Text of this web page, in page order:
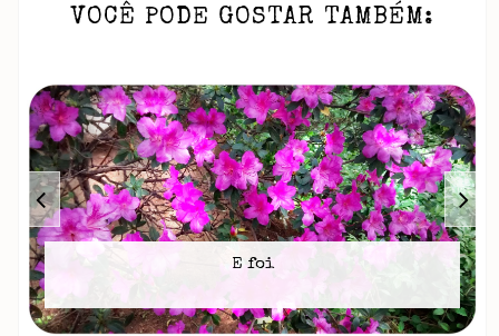
VOCÊ PODE GOSTAR TAMBÉM:
E foi